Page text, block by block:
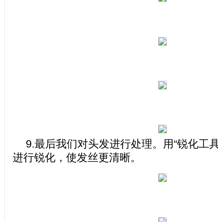
9.最后我们对头发进行处理。用“锐化工
进行锐化，使发丝更清晰。